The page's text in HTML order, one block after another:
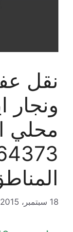
ونجار
محلي
18 سبتمبر، 2015